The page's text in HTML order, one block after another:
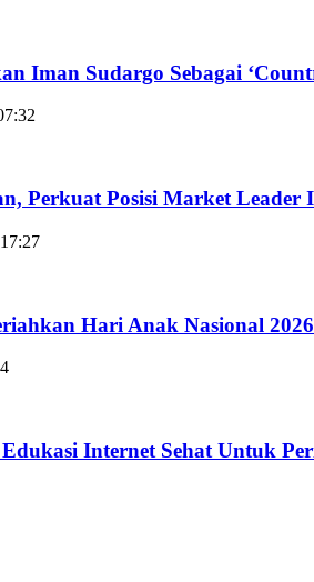
Iman Sudargo Sebagai
Perkuat Posisi Market Leader
Hari Anak Nasional
Internet Sehat Untuk